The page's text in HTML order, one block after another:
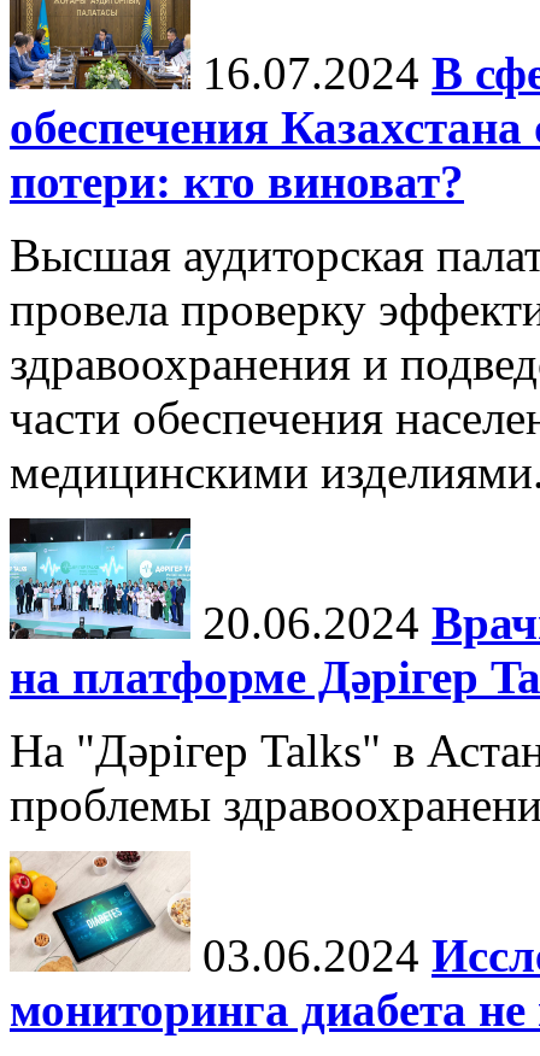
16.07.2024 В
обеспечения
потери: кто виноват?
Высшая аудиторская
провела проверку
здравоохранения и
части обеспечения
медицинскими
20.06.2024
на платформе Дәрігер
На "Дәрігер Talks" в
проблемы
03.06.2024
мониторинга диабета